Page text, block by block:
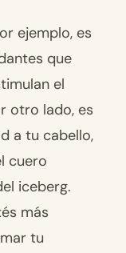
ejemplo, es
que
el
otro lado, es
a tu cabello,
cuero
iceberg.
más
tu